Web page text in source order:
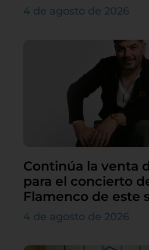
4 de agosto de 2026
Continúa la venta
para el concierto
Flamenco de este
4 de agosto de 2026